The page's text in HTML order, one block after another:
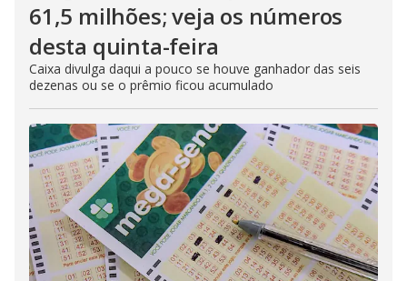
61,5 milhões; veja os números
desta quinta-feira
Caixa divulga daqui a pouco se houve ganhador das seis
dezenas ou se o prêmio ficou acumulado